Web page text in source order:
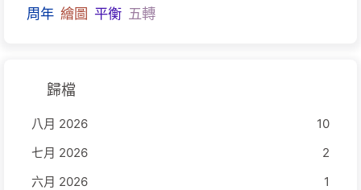
周年 繪圖 平衡 五轉
歸檔
八月 2026
10
七月 2026
2
六月 2026
1